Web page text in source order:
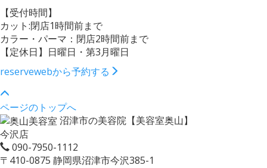
【受付時間】
カット:閉店1時間前まで
カラー・パーマ：閉店2時間前まで
【定休日】日曜日・第3月曜日
reservewebから予約する
ページのトップへ
沼津市の美容院【美容室奥山】
今沢店
090-7950-1112
〒410-0875 静岡県沼津市今沢385-1